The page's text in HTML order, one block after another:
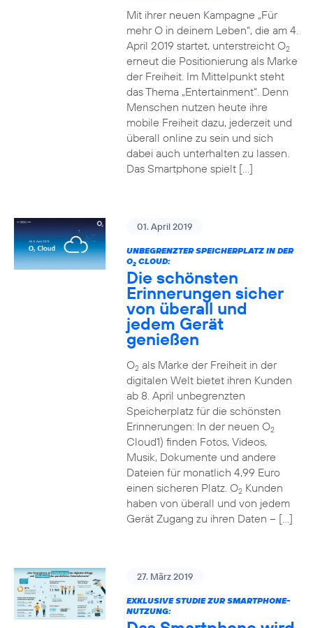
Mit ihrer neuen Kampagne „Für
mehr O in deinem Leben“, die am 4.
April 2019 startet, unterstreicht O2
erneut die Positionierung als Marke
der Freiheit. Im Mittelpunkt steht
das Thema „Entertainment“. Denn
Menschen nutzen heute ihre
mobile Freiheit dazu, jederzeit und
überall online zu sein und sich
dabei auch unterhalten zu lassen.
Das Smartphone spielt […]
01. April 2019
UNBEGRENZTER SPEICHERPLATZ IN DER
O2CLOUD:
Die schönsten
Erinnerungen sicher
von überall und
jedem Gerät
genießen
O2als Marke der Freiheit in der
digitalen Welt bietet ihren Kunden
ab 8. April unbegrenzten
Speicherplatz für die schönsten
Erinnerungen: In der neuen O2
Cloud1) finden Fotos, Videos,
Musik, Dokumente und andere
Dateien für monatlich 4,99 Euro
einen sicheren Platz. O2Kunden
haben von überall und von jedem
Gerät Zugang zu ihren Daten – […]
27. März 2019
EXKLUSIVE STUDIE ZUR SMARTPHONE-
NUTZUNG: